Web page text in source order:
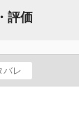
評価
バレ